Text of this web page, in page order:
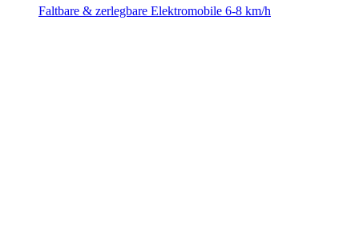
Faltbare & zerlegbare Elektromobile 6-8 km/h